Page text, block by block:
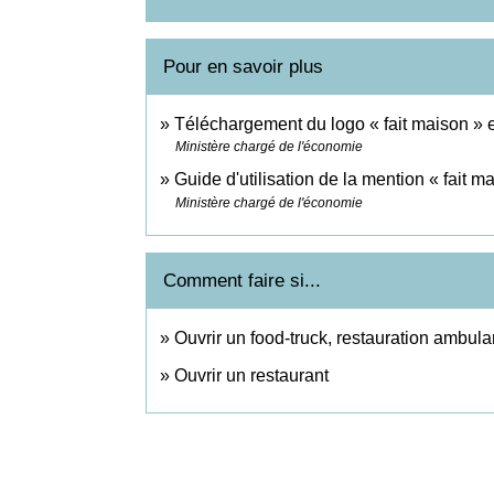
Pour en savoir plus
Téléchargement du logo « fait maison »
Ministère chargé de l'économie
Guide d'utilisation de la mention « fait
Ministère chargé de l'économie
Comment faire si...
Ouvrir un food-truck, restauration
Ouvrir un restaurant